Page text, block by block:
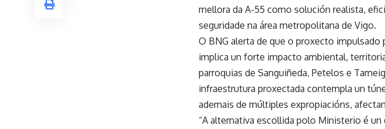
mellora da A-55 como solución realista,
seguridade na área metropolitana de Vigo.
O BNG alerta de que o proxecto
implica un forte impacto ambiental,
parroquias de Sanguiñeda, Petelos e
infraestrutura proxectada contempla un
ademais de múltiples expropiacións,
“A alternativa escollida polo Ministerio é